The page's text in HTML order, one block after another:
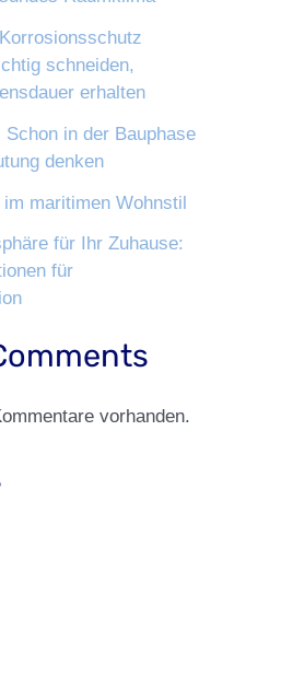
schneiden,
erhalten
in der Bauphase
denken
maritimen Wohnstil
für Ihr Zuhause:
für
vorhanden.